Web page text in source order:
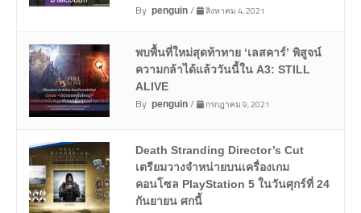
By penguin/ สิงหาคม 4, 2021
พบพื้นที่ใหม่สุดท้าทาย ‘เลสคาร์’ พิสูจน์
ความกล้าได้แล้ววันนี้ใน A3: STILL
ALIVE
By penguin/ กรกฎาคม 9, 2021
Death Stranding Director’s Cut
เตรียมวางจำหน่ายบนเครื่องเกม
คอนโซล PlayStation 5 ในวันศุกร์ที่ 24
กันยายน ศกนี้